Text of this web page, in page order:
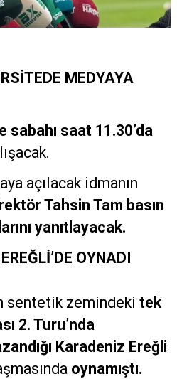
MEDYAYA
sabahı saat 11.30’da
açılacak idmanın
Tahsin Tam basın
yanıtlayacak.
OYNADI
sentetik zemindeki tek
2. Turu’nda
Karadeniz Ereğli
oynamıştı.